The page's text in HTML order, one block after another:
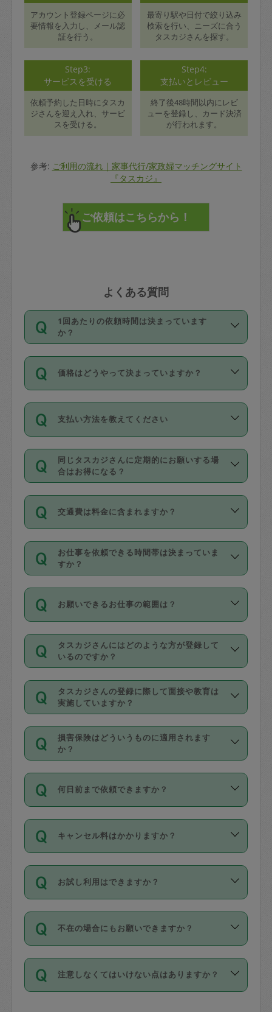
アカウント登録ページに必
要情報を入力し、メール認
証を行う。
最寄り駅や日付で絞り込み
検索を行い、ニーズに合う
タスカジさんを探す。
Step3:
サービスを受ける
依頼予約した日時にタスカ
ジさんを迎え入れ、サービ
スを受ける。
Step4:
支払いとレビュー
終了後48時間以内にレビ
ューを登録し、カード決済
が行われます。
参考: ご利用の流れ｜家事代行/家政婦マッチングサイト
『タスカジ』
よくある質問
1回あたりの依頼時間は決まっています
か？
依頼1回につき3時間固定です。3時間を
超えて依頼したい場合は、延長機能をご
利用ください。機能をご利用いただくに
の上事前申請することが必要です。な
お、3時間を下回っても、値引き等はござ
いません。
価格はどうやって決まっていますか？
11種類の価格帯の中からタスカジさん自
身が価格を選んで設定しています。
タスカジさんの価格設定には最初は制限
があり、レビュー件数、レビューの平均
値、などで除々に設定可能な最高額が上
がっていく仕組みになっています。
支払い方法を教えてください
お支払方法はクレジットカード（Visa／
Master／JCB／AMERICAN EXPRESS／
Diners Club）のみとなります。
を行う際にご入力ください。プロフィー
ル登録時にはご入力いただかなくても大
丈夫です。
デビットカード・プリペイドカード（Vプ
リカ、au WALLETなど）は支払にはご利
銀行振込や現金払いも対応していませ
なお、タスカジさんの交通費も、依頼料
金のご請求と合わせてお支払いとなりま
動計算で表示されます。
同じタスカジさんに定期的にお願いする場
合はお得になる？
依頼には「スポット」と「定期（毎週｜
隔週）」があり、「定期」の依頼は「ス
ポット」よりお得な料金でご利用できま
す。
定期の最低利用回数は設けていない代わ
りに、一定数を超えたキャンセルは有償
（例：毎週定期の場合は３回以上のキャ
ンセルが有償（1200円、隔週定期の場合
は２回以上のキャンセルが有償（1200
交通費は料金に含まれますか？
交通費は依頼料金とは別途発生し、依頼
料金のご請求と合わせてお支払いとなり
ます。交通費の金額は「依頼の詳細」に
お仕事を依頼できる時間帯は決まっていま
すか？
時間帯は3種類あります。いずれも１回あ
たり３時間です。
・ＡＭ ９時～１２時
・ＰＭ １３時～１６時
・夜 １８時～２１時
開始時間を２時間前後変更することが可
能です。依頼送信後、個別にタスカジさ
んにメッセージを送り調整してくださ
い。ただし、２時間を越えての調整はで
時間も被らない場合、損害保険の対象外
お願いできるお仕事の範囲は？
掃除、整理収納、洗濯、買い物、料理、
作り置きです。タスカジさんによってで
きる仕事の範囲が異なりますので、依頼
する前にタスカジさんのプロフィールで
確認してください。
基本的に、高所での作業や危険作業、屋
外での作業は対象外です。
タスカジさんにはどのような方が登録して
いるのですか？
主婦として長年の家事経験をお持ちの
方、栄養士・調理師といった資格者で保
育園や学校の給食やレストランで料理関
係の専門職に従事されていた方、日本で
すでにハウスキーパーや英語の先生とし
てお仕事をしているフィリピン出身の
社員など様々なバックグラウンドの方が
登録しています。
日本語も話せる方など様々です。
ールに記載していますので、各自の得意
を依頼してください。
タスカジさんの登録に際して面接や教育は
実施していますか？
応募の際に、各自事務局との面接と説明
を行っています。その後、身分証明書の
写真提出をしていただいています。外国
確認しています。タスカジさんトレーニ
ング動画を使ったセルフトレーニングの
現場トライアルを受け、合格したタスカ
ジさんが活動されています。
※テストセンターの講評は１件目のレビュ
参考
【詳細】タスカジさんの登録に際
損害保険はどういうものに適用されます
か？
依頼者とタスカジさんとの間でタスカジ
を通して成立した作業時間内での作業に
適用されます。作業範囲は、掃除、洗
です。作業中に物を壊したり、人にけが
をさせたりした場合が対象で、補償金額
す。
写真を撮り、
詳細FAQ：
損害賠償保険について教えて
何日前まで依頼できますか？
ご依頼は、現在を起点に3日後（72時間
以降）の日時から受付可能となっていま
す。
タスカジさんへ「募集」をかけることが
可能です。
キャンセル料はかかりますか？
キャンセル料には、以下の2種類がありま
す。
1. 直前キャンセル（定期、スポット契約
共通）
72時間を超える※と、以下のキャンセル
料が発生します。
お試し利用はできますか？
「お試し利用」というメニューはありま
せんが、「一回のみ」依頼を活用するこ
とによって、気に入ったタスカジさんを
まず、条件の合う気になるタスカジさ
不在の場合にもお願いできますか？
不在の場合の作業はタスカジさんの同意
が必要です。数回の依頼ののち、タスカ
ジさんと依頼者の間で十分な信頼関係が
注意しなくてはいけない点はありますか？